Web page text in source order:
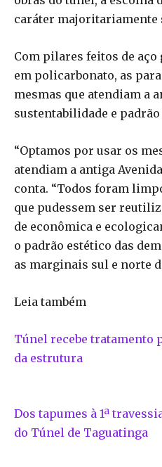
caráter majoritariamente
Com pilares feitos de
em policarbonato, as
mesmas que atendiam a
sustentabilidade e
“Optamos por usar os
atendiam a antiga
conta. “Todos foram
que pudessem ser
de econômica e
o padrão estético das
as marginais sul e norte
Leia também
Túnel recebe tratamento
da estrutura
Dos tapumes à 1ª
do Túnel de Taguatinga